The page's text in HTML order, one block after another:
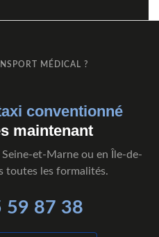
MÉDICAL ?
conventionné
maintenant
et-Marne ou en Île-de-
toutes les formalités.
87 38